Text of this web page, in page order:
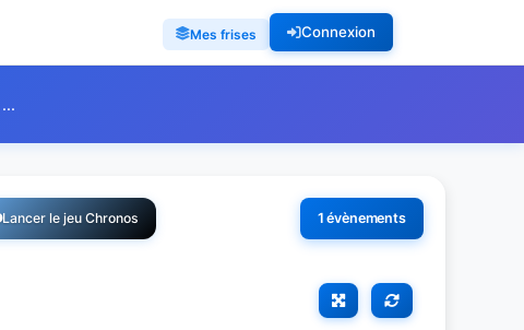
Mes frises Connexion
...
1 évènements
Lancer le jeu Chronos